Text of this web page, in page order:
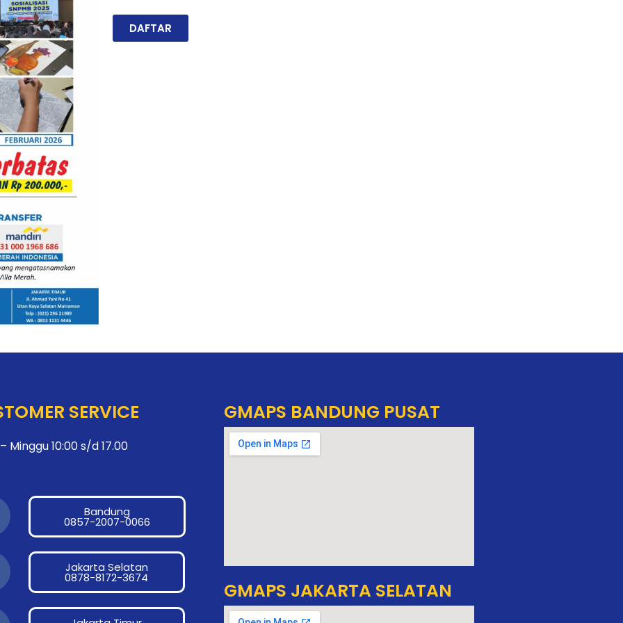
DAFTAR
SERVICE
Minggu 10:00 s/d 17.00
Bandung
0857-2007-0066
Jakarta Selatan
0878-8172-3674
GMAPS BANDUNG PUSAT
GMAPS JAKARTA SELATAN